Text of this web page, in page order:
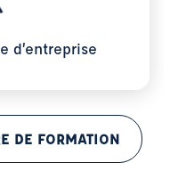
d’entreprise
DE FORMATION